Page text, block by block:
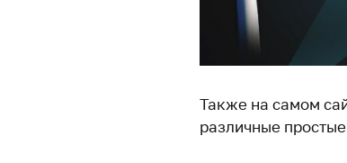
Также на самом
различные